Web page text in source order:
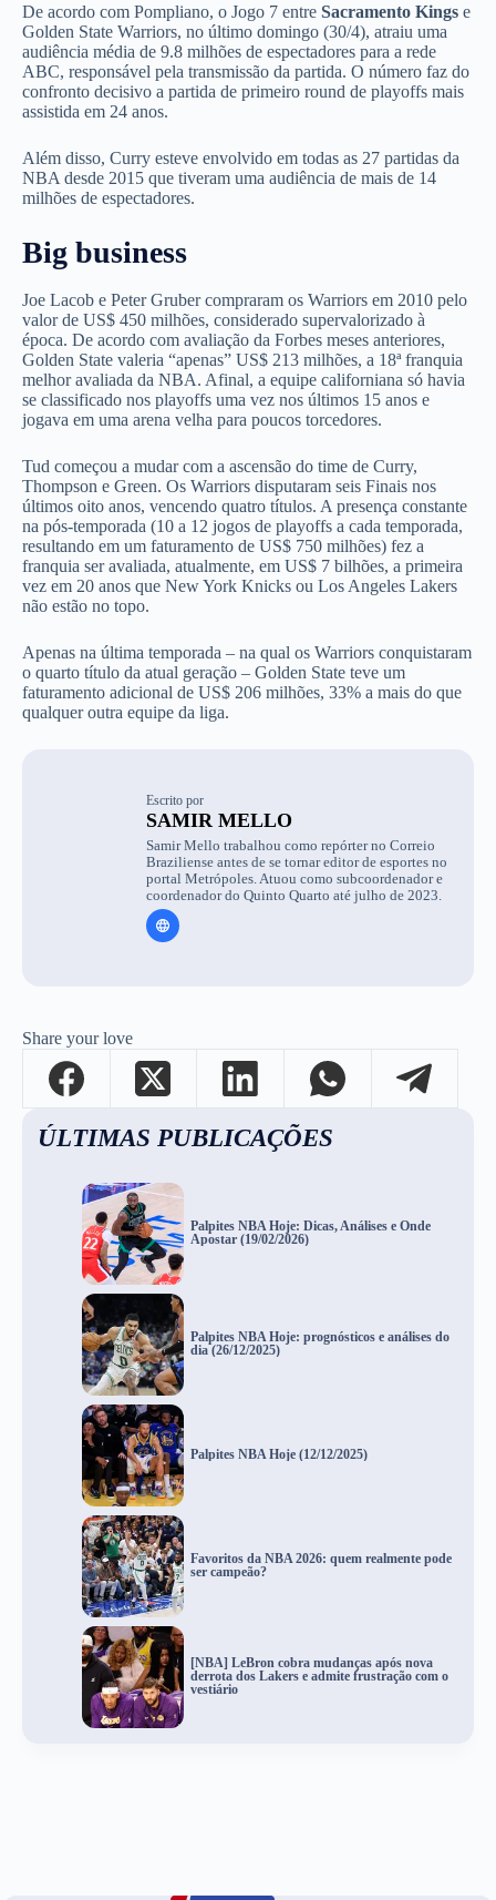
De acordo com Pompliano, o Jogo 7 entre Sacramento Kings e
Golden State Warriors, no último domingo (30/4), atraiu uma
audiência média de 9.8 milhões de espectadores para a rede
ABC, responsável pela transmissão da partida. O número faz do
confronto decisivo a partida de primeiro round de playoffs mais
assistida em 24 anos.
Além disso, Curry esteve envolvido em todas as 27 partidas da
NBA desde 2015 que tiveram uma audiência de mais de 14
milhões de espectadores.
Big business
Joe Lacob e Peter Gruber compraram os Warriors em 2010 pelo
valor de US$ 450 milhões, considerado supervalorizado à
época. De acordo com avaliação da Forbes meses anteriores,
Golden State valeria “apenas” US$ 213 milhões, a 18ª franquia
melhor avaliada da NBA. Afinal, a equipe californiana só havia
se classificado nos playoffs uma vez nos últimos 15 anos e
jogava em uma arena velha para poucos torcedores.
Tud começou a mudar com a ascensão do time de Curry,
Thompson e Green. Os Warriors disputaram seis Finais nos
últimos oito anos, vencendo quatro títulos. A presença constante
na pós-temporada (10 a 12 jogos de playoffs a cada temporada,
resultando em um faturamento de US$ 750 milhões) fez a
franquia ser avaliada, atualmente, em US$ 7 bilhões, a primeira
vez em 20 anos que New York Knicks ou Los Angeles Lakers
não estão no topo.
Apenas na última temporada – na qual os Warriors conquistaram
o quarto título da atual geração – Golden State teve um
faturamento adicional de US$ 206 milhões, 33% a mais do que
qualquer outra equipe da liga.
Escrito por
SAMIR MELLO
Samir Mello trabalhou como repórter no Correio
Braziliense antes de se tornar editor de esportes no
portal Metrópoles. Atuou como subcoordenador e
coordenador do Quinto Quarto até julho de 2023.
Share your love
ÚLTIMAS PUBLICAÇÕES
Palpites NBA Hoje: Dicas, Análises e Onde
Apostar (19/02/2026)
Palpites NBA Hoje: prognósticos e análises do
dia (26/12/2025)
Palpites NBA Hoje (12/12/2025)
Favoritos da NBA 2026: quem realmente pode
ser campeão?
[NBA] LeBron cobra mudanças após nova
derrota dos Lakers e admite frustração com o
vestiário